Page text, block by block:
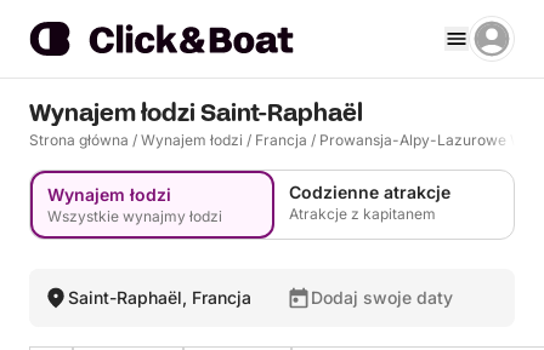
Wynajem łodzi Saint-Raphaël
Strona główna / Wynajem łodzi / Francja / Prowansja-Alpy-Lazurowe
Wynajem łodzi
Wszystkie wynajmy łodzi
Codzienne atrakcje
Atrakcje z kapitanem
Saint-Raphaël, Francja Dodaj swoje daty